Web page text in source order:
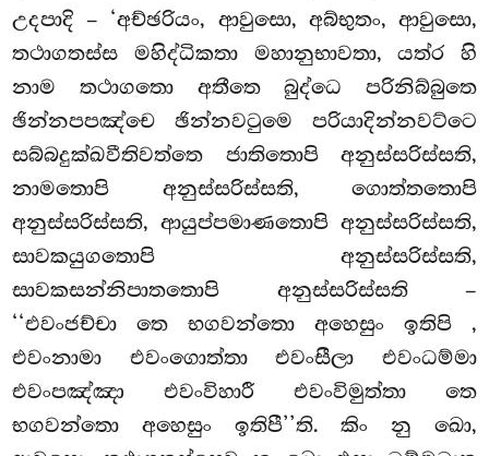
උදපාදි – ‘අච්ඡරියං, ආවුසො, අබ්භුතං, ආවුසො,
තථාගතස්ස මහිද්ධිකතා මහානුභාවතා, යත්ර හි
නාම තථාගතො අතීතෙ බුද්ධෙ පරිනිබ්බුතෙ
ඡින්නපපඤ්චෙ ඡින්නවටුමෙ පරියාදින්නවට්ටෙ
සබ්බදුක්ඛවීතිවත්තෙ ජාතිතොපි අනුස්සරිස්සති,
නාමතොපි අනුස්සරිස්සති, ගොත්තතොපි
අනුස්සරිස්සති, ආයුප්පමාණතොපි අනුස්සරිස්සති,
සාවකයුගතොපි අනුස්සරිස්සති,
සාවකසන්නිපාතතොපි අනුස්සරිස්සති –
‘‘එවංජච්චාතෙ භගවන්තො අහෙසුං ඉතිපි ,
එවංනාමා එවංගොත්තා එවංසීලා එවංධම්මා
එවංපඤ්ඤා එවංවිහාරී එවංවිමුත්තා තෙ
භගවන්තො අහෙසුං ඉතිපී’’ති. කිං නු ඛො,